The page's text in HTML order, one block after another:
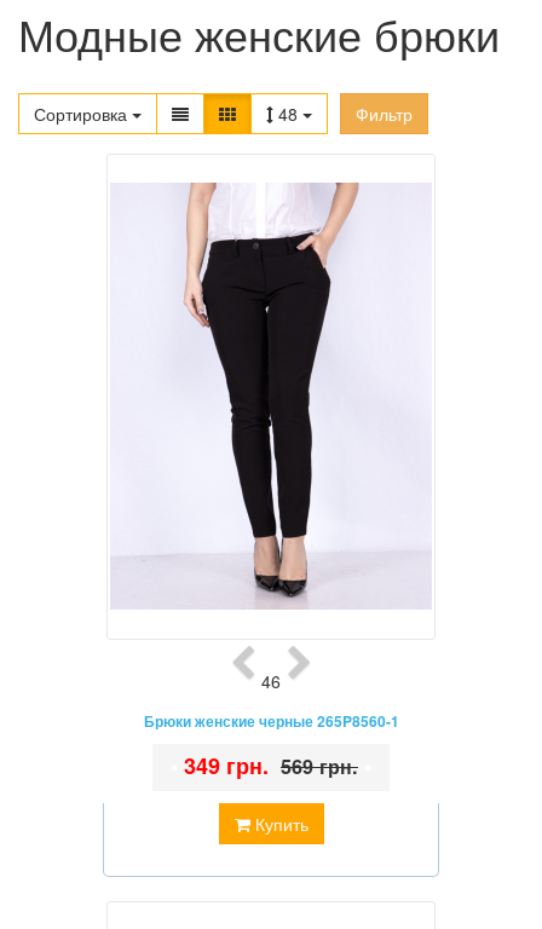
Модные женские брюки
Сортировка 48 Фильтр
46
Брюки женские черные 265P8560-1
Купить
349 грн. 569 грн.